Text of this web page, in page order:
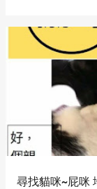
尋找貓咪~屁咪